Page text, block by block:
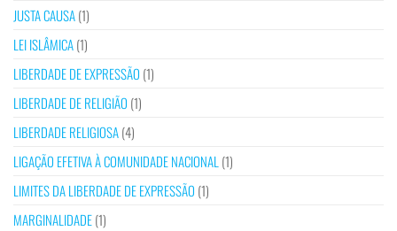
JUSTA CAUSA(1)
LEI ISLÂMICA(1)
LIBERDADE DE EXPRESSÃO (1)
LIBERDADE DE RELIGIÃO (1)
LIBERDADE RELIGIOSA(4)
LIGAÇÃO EFETIVA À COMUNIDADE NACIONAL (1)
LIMITES DA LIBERDADE DE EXPRESSÃO (1)
MARGINALIDADE(1)